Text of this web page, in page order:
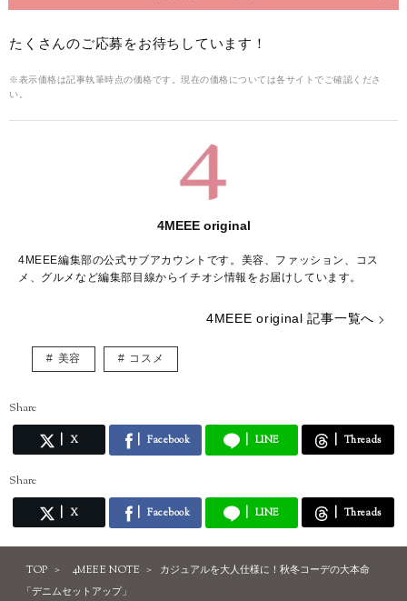
たくさんのご応募をお待ちしています！
※表示価格は記事執筆時点の価格です。現在の価格については各サイトでご確認くださ
い。
4MEEE original
4MEEE編集部の公式サブアカウントです。美容、ファッション、コス
メ、グルメなど編集部目線からイチオシ情報をお届けしています。
4MEEE original 記事一覧へ
美容 コスメ
Share
X Facebook LINE Threads
Share
X Facebook LINE Threads
TOP 4MEEE NOTE
カジュアルを大人仕様に！秋冬コーデの大本命
「デニムセットアップ」